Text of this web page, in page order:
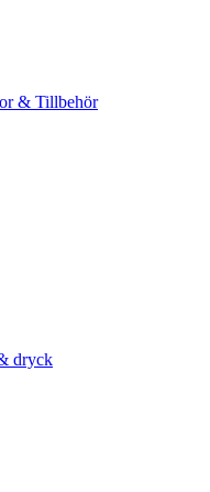
& Tillbehör
dryck